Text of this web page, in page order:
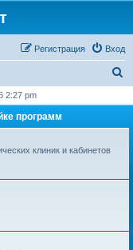
Вход
Регистрация
с
2:27 pm
программ
клиник и кабинетов